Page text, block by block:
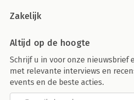
Zakelijk
Altijd op de hoogte
Schrijf u in voor onze nieuwsbrief
met relevante interviews en
events en de beste acties.